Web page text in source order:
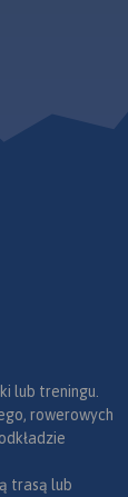
lub treningu.
rowerowych
trasą lub